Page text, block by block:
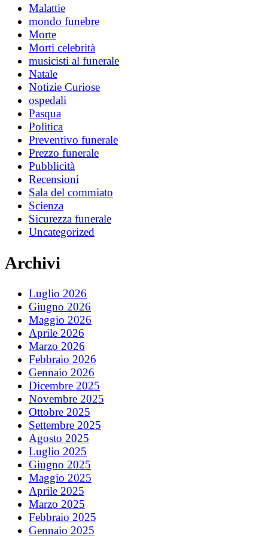
Malattie
mondo funebre
Morte
Morti celebrità
musicisti al funerale
Natale
Notizie Curiose
ospedali
Pasqua
Politica
Preventivo funerale
Prezzo funerale
Pubblicità
Recensioni
Sala del commiato
Scienza
Sicurezza funerale
Uncategorized
Archivi
Luglio 2026
Giugno 2026
Maggio 2026
Aprile 2026
Marzo 2026
Febbraio 2026
Gennaio 2026
Dicembre 2025
Novembre 2025
Ottobre 2025
Settembre 2025
Agosto 2025
Luglio 2025
Giugno 2025
Maggio 2025
Aprile 2025
Marzo 2025
Febbraio 2025
Gennaio 2025